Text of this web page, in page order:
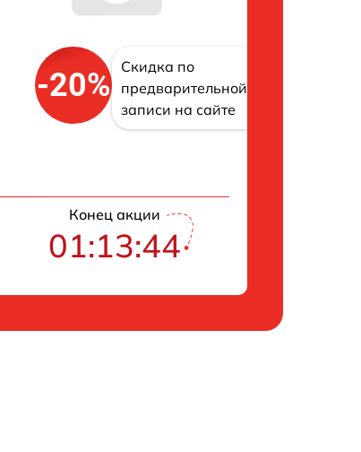
-20%
Скидка по
предварительной
записи на сайте
Конец акции
01:13:43